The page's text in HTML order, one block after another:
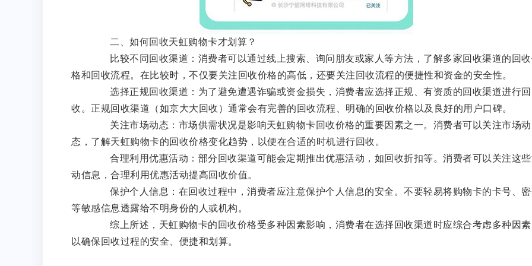
二、如何回收天虹购物卡才划算？
比较不同回收渠道：消费者可以通过线上搜索、询问朋友或家人等方法，了解多家回收渠道的回收
格和回收流程。在比较时，不仅要关注回收价格的高低，还要关注回收流程的便捷性和资金的安全性。
选择正规回收渠道：为了避免遭遇诈骗或资金损失，消费者应选择正规、有资质的回收渠道进行回
收。正规回收渠道（如京大大回收）通常会有完善的回收流程、明确的回收价格以及良好的用户口碑。
关注市场动态：市场供需状况是影响天虹购物卡回收价格的重要因素之一。消费者可以关注市场动
态，了解天虹购物卡的回收价格变化趋势，以便在合适的时机进行回收。
合理利用优惠活动：部分回收渠道可能会定期推出优惠活动，如回收折扣等。消费者可以关注这
动信息，合理利用优惠活动提高回收价值。
保护个人信息：在回收过程中，消费者应注意保护个人信息的安全。不要轻易将购物卡的卡号、
等敏感信息透露给不明身份的人或机构。
综上所述，天虹购物卡的回收价格受多种因素影响，消费者在选择回收渠道时应综合考虑多种因素
以确保回收过程的安全、便捷和划算。